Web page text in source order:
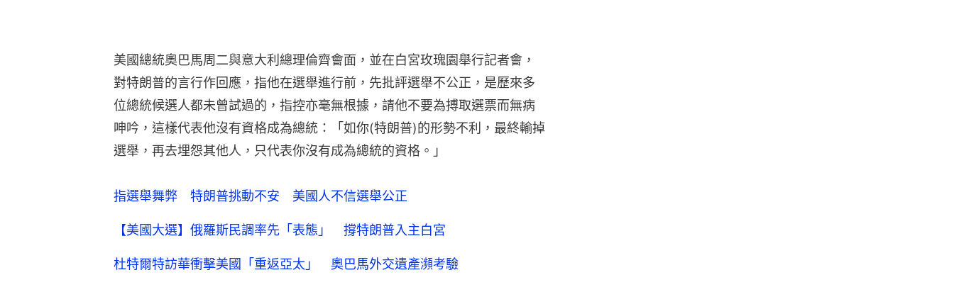
美國總統奧巴馬周二與意大利總理倫齊會面，並在白宮玫瑰園舉行記者會，
對特朗普的言行作回應，指他在選舉進行前，先批評選舉不公正，是歷來多
位總統候選人都未曾試過的，指控亦毫無根據，請他不要為搏取選票而無病
呻吟，這樣代表他沒有資格成為總統：「如你(特朗普)的形勢不利，最終輸掉
選舉，再去埋怨其他人，只代表你沒有成為總統的資格。」
指選舉舞弊 特朗普挑動不安 美國人不信選舉公正
【美國大選】俄羅斯民調率先「表態」 撐特朗普入主白宮
杜特爾特訪華衝擊美國「重返亞太」 奧巴馬外交遺產瀕考驗